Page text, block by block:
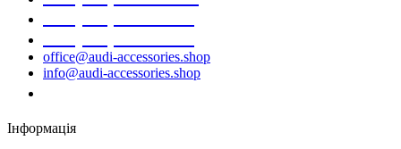
office@audi-accessories.shop
info@audi-accessories.shop
Інформація